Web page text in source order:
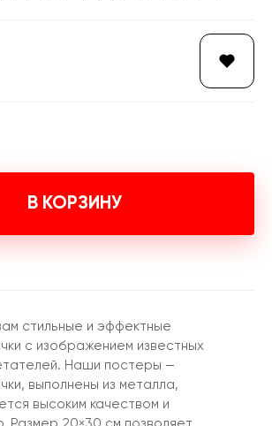
В КОРЗИНУ
стильные и эффектные
с изображением известных
Наши постеры —
выполнены из металла,
высоким качеством и
Размер 20×30 см позволяет